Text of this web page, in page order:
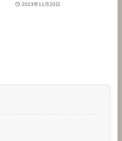
2023年11月20日